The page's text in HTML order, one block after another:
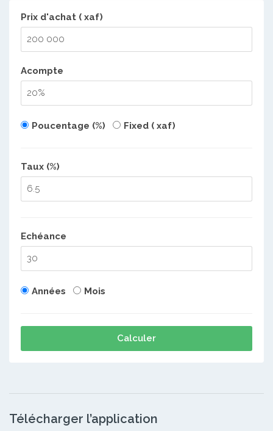
Prix d'achat ( xaf)
Acompte
Poucentage (%) Fixed ( xaf)
Taux (%)
Echéance
Années Mois
Calculer
Télécharger l’application